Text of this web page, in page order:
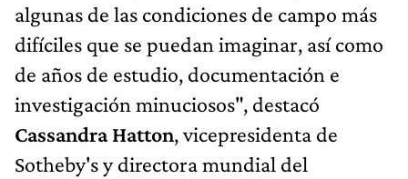
algunas de las condiciones de campo más
difíciles que se puedan imaginar, así como
de años de estudio, documentación e
investigación minuciosos", destacó
Cassandra Hatton, vicepresidenta de
Sotheby's y directora mundial del